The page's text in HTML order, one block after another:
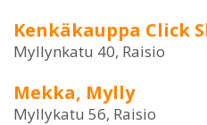
Kenkäkauppa Click
Myllynkatu 40, Raisio
Mekka, Mylly
Myllykatu 56, Raisio